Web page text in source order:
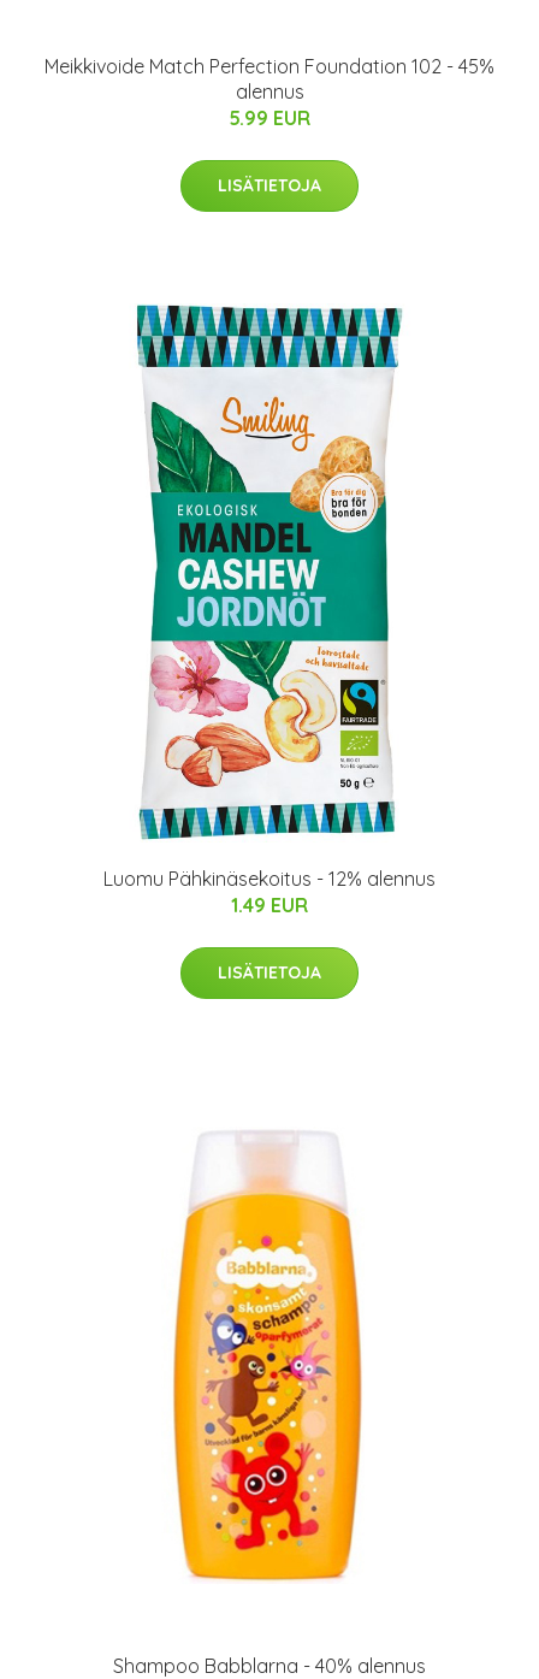
Meikkivoide Match Perfection Foundation 102 - 45%
alennus
5.99 EUR
LISÄTIETOJA
Luomu Pähkinäsekoitus - 12% alennus
1.49 EUR
LISÄTIETOJA
Shampoo Babblarna - 40% alennus